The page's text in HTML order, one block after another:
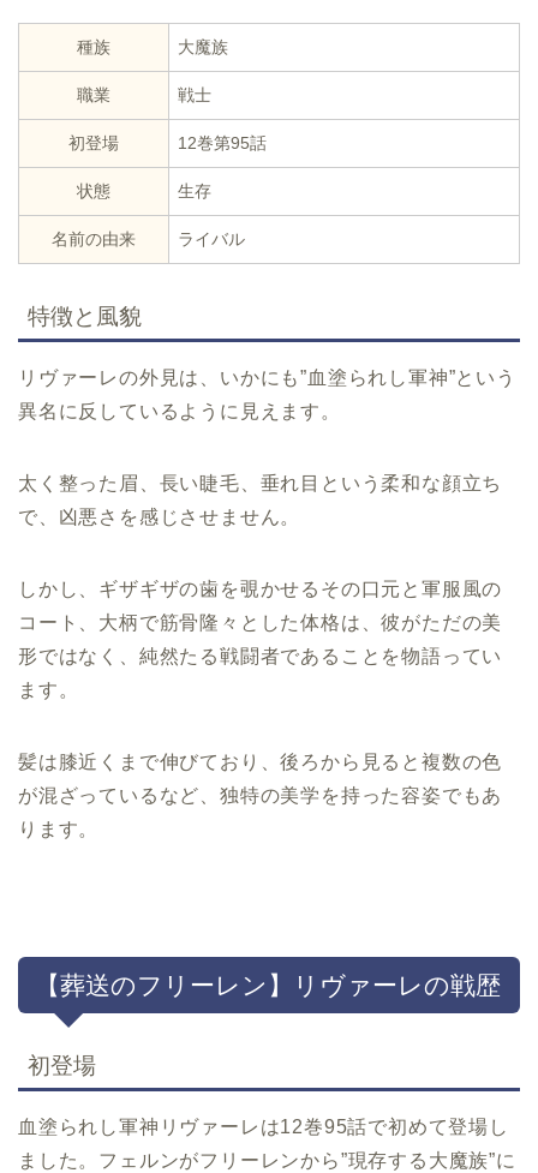
種族 大魔族
職業 戦士
初登場 12巻第95話
状態 生存
名前の由来 ライバル
特徴と風貌
リヴァーレの外見は、いかにも”血塗られし軍神”という
異名に反しているように見えます。
太く整った眉、長い睫毛、垂れ目という柔和な顔立ち
で、凶悪さを感じさせません。
しかし、ギザギザの歯を覗かせるその口元と軍服風の
コート、大柄で筋骨隆々とした体格は、彼がただの美
形ではなく、純然たる戦闘者であることを物語ってい
ます。
髪は膝近くまで伸びており、後ろから見ると複数の色
が混ざっているなど、独特の美学を持った容姿でもあ
ります。
【葬送のフリーレン】リヴァーレの戦歴
初登場
血塗られし軍神リヴァーレは12巻95話で初めて登場し
ました。フェルンがフリーレンから”現存する大魔族”に